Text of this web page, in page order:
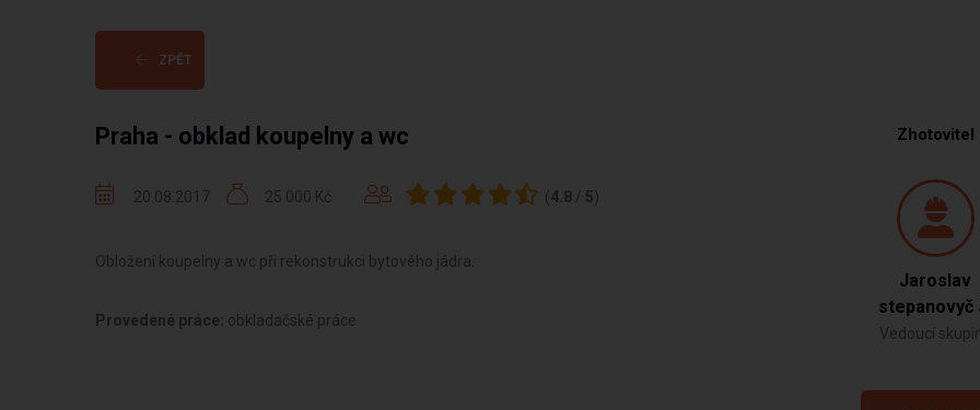
ZPĚT
Praha - obklad koupelny a wc
20.08.2017 25 000 Kč (4.8 / 5)
Obložení koupelny a wc při rekonstrukci bytového jádra.
Provedené práce: obkladačské práce
Zhotovitel
Jaroslav
stepanovyč
Vedoucí